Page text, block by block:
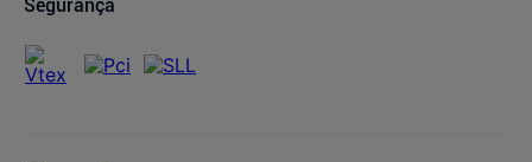
Segurança